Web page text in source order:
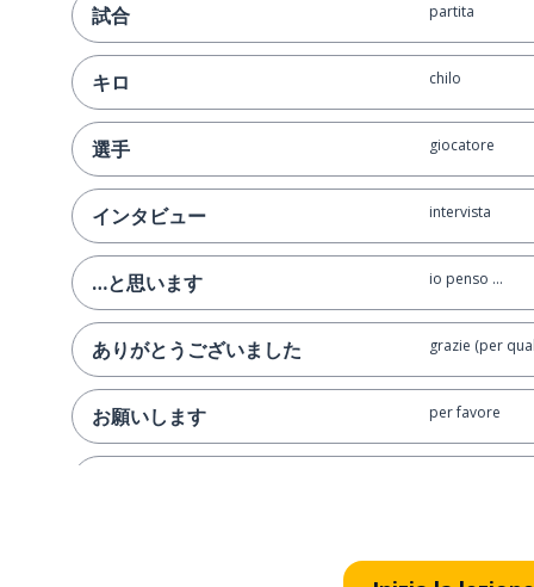
試合 partita
キロ chilo
選手 giocatore
インタビュー intervista
…と思います io penso ...
ありがとうございました grazie (per
お願いします per favore